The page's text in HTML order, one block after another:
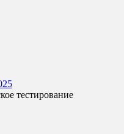
тестирование